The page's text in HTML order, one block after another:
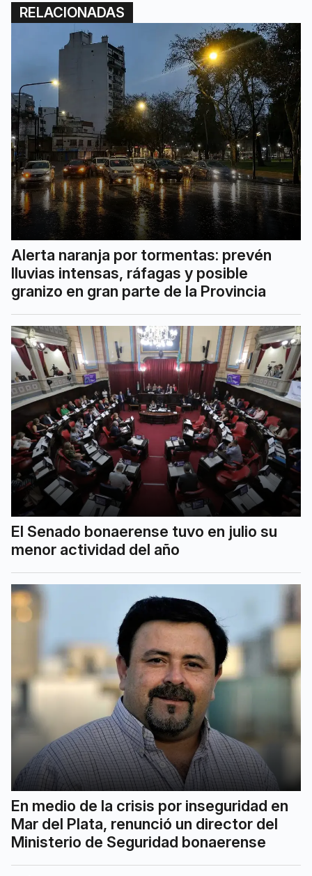
RELACIONADAS
Alerta naranja por tormentas: prevén
lluvias intensas, ráfagas y posible
granizo en gran parte de la Provincia
El Senado bonaerense tuvo en julio su
menor actividad del año
En medio de la crisis por inseguridad en
Mar del Plata, renunció un director del
Ministerio de Seguridad bonaerense